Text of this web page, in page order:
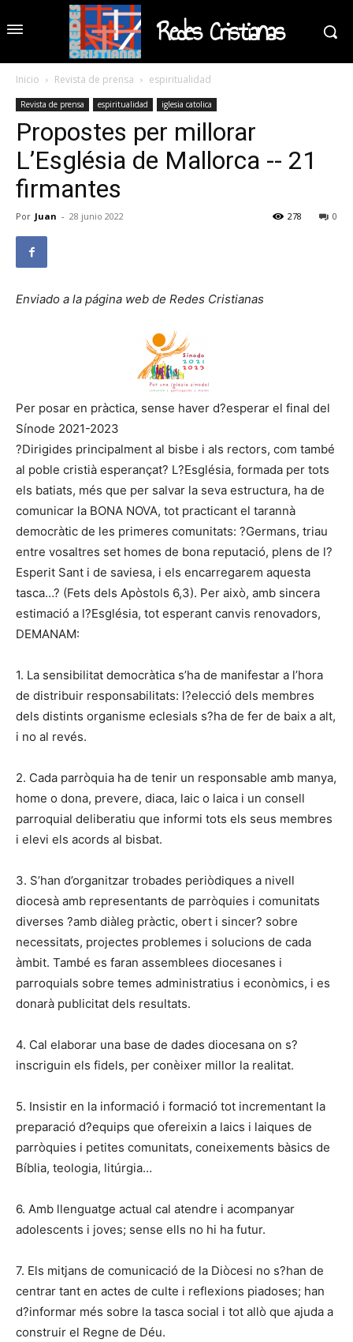
Redes Cristianas
Inicio Revista de prensa espiritualidad
Revista de prensa espiritualidad iglesia catolica
Propostes per millorar
L’Església de Mallorca -- 21
firmantes
Por Juan - 28 junio 2022 0
278
Enviado a la página web de Redes Cristianas
Per posar en pràctica, sense haver d?esperar el final del
Sínode 2021-2023
?Dirigides principalment al bisbe i als rectors, com també
al poble cristià esperançat? L?Església, formada per tots
els batiats, més que per salvar la seva estructura, ha de
comunicar la BONA NOVA, tot practicant el tarannà
democràtic de les primeres comunitats: ?Germans, triau
entre vosaltres set homes de bona reputació, plens de l?
Esperit Sant i de saviesa, i els encarregarem aquesta
tasca…? (Fets dels Apòstols 6,3). Per això, amb sincera
estimació a l?Església, tot esperant canvis renovadors,
DEMANAM:
1. La sensibilitat democràtica s’ha de manifestar a l’hora
de distribuir responsabilitats: l?elecció dels membres
dels distints organisme eclesials s?ha de fer de baix a alt,
i no al revés.
2. Cada parròquia ha de tenir un responsable amb manya,
home o dona, prevere, diaca, laic o laica i un consell
parroquial deliberatiu que informi tots els seus membres
i elevi els acords al bisbat.
3. S’han d’organitzar trobades periòdiques a nivell
diocesà amb representants de parròquies i comunitats
diverses ?amb diàleg pràctic, obert i sincer? sobre
necessitats, projectes problemes i solucions de cada
àmbit. També es faran assemblees diocesanes i
parroquials sobre temes administratius i econòmics, i es
donarà publicitat dels resultats.
4. Cal elaborar una base de dades diocesana on s?
inscriguin els fidels, per conèixer millor la realitat.
5. Insistir en la informació i formació tot incrementant la
preparació d?equips que ofereixin a laics i laiques de
parròquies i petites comunitats, coneixements bàsics de
Bíblia, teologia, litúrgia…
6. Amb llenguatge actual cal atendre i acompanyar
adolescents i joves; sense ells no hi ha futur.
7. Els mitjans de comunicació de la Diòcesi no s?han de
centrar tant en actes de culte i reflexions piadoses; han
d?informar més sobre la tasca social i tot allò que ajuda a
construir el Regne de Déu.